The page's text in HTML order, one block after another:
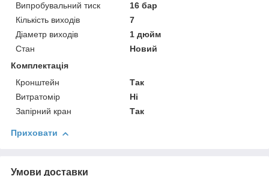
Випробувальний тиск
16 бар
Кількість виходів
7
Діаметр виходів
1 дюйм
Стан
Новий
Комплектація
Кронштейн
Так
Витратомір
Ні
Запірний кран
Так
Приховати
Умови доставки